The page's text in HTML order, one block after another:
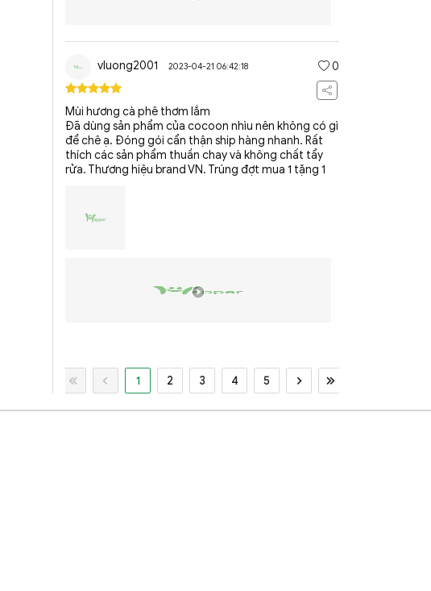
vluong2001 2023-04-21 06:42:18 0
Mùi hương cà phê thơm lắm
Đã dùng sản phẩm của cocoon nhìu nên không có gì
để chê ạ. Đóng gói cẩn thận ship hàng nhanh. Rất
thích các sản phẩm thuần chay và không chất tẩy
rửa. Thương hiệu brand VN. Trúng đợt mua 1 tặng 1
1 2 3 4 5